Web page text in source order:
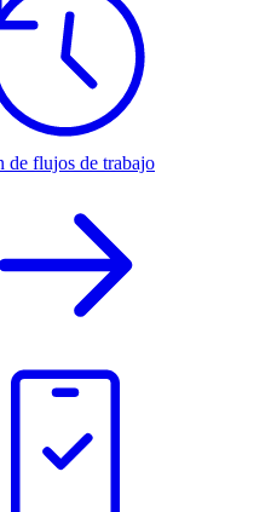
de flujos de trabajo